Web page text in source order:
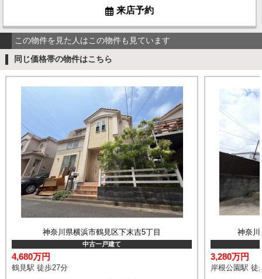
来店予約
この物件を見た人はこの物件も見ています
同じ価格帯の物件はこちら
神奈川県横浜市鶴見区下末吉5丁目
中古一戸建て
4,680万円
鶴見駅 徒歩27分
神奈川
3,280万円
岸根公園駅 徒